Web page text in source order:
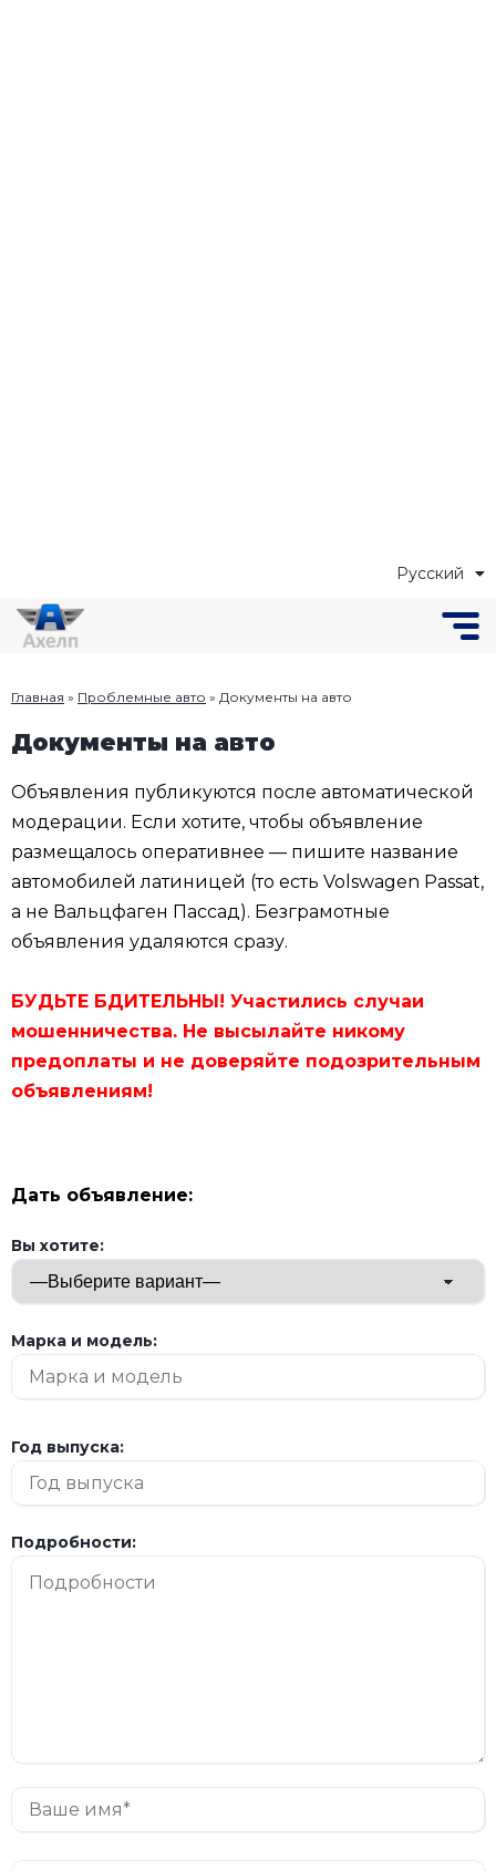
Русский
Українська
Главная » Проблемные авто » Документы на авто
Документы на авто
Объявления публикуются после автоматической
модерации. Если хотите, чтобы объявление
размещалось оперативнее — пишите название
автомобилей латиницей (то есть Volswagen Passat,
а не Вальцфаген Пассад). Безграмотные
объявления удаляются сразу.
БУДЬТЕ БДИТЕЛЬНЫ! Участились случаи
мошенничества. Не высылайте никому
предоплаты и не доверяйте подозрительным
объявлениям!
Дать объявление:
Вы хотите:
Марка и модель:
Год выпуска:
Подробности: